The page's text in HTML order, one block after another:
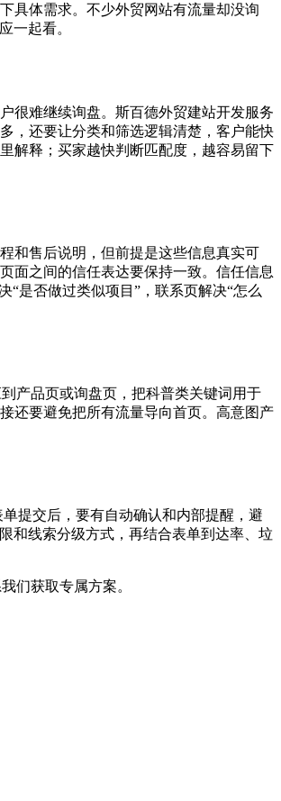
具体需求。不少外贸网站有流量却没询
一起看。
很难继续询盘。斯百德外贸建站开发服务
，还要让分类和筛选逻辑清楚，客户能快
解释；买家越快判断匹配度，越容易留下
和售后说明，但前提是这些信息真实可
面之间的信任表达要保持一致。信任信息
是否做过类似项目”，联系页解决“怎么
产品页或询盘页，把科普类关键词用于
还要避免把所有流量导向首页。高意图产
提交后，要有自动确认和内部提醒，避
和线索分级方式，再结合表单到达率、垃
们获取专属方案。